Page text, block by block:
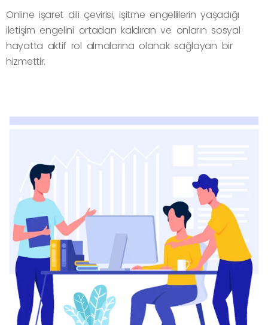
Online işaret dili çevirisi, işitme engellilerin yaşadığı
iletişim engelini ortadan kaldıran ve onların sosyal
hayatta aktif rol almalarına olanak sağlayan bir
hizmettir.